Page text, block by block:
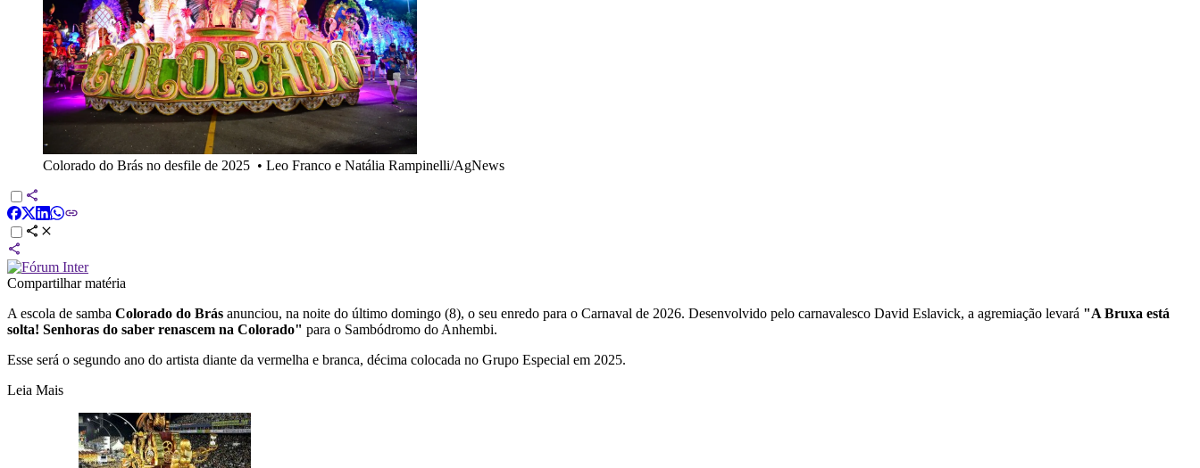
Colorado do Brás no desfile de 2025 • Leo Franco e Natália Rampinelli/AgNews
Compartilhar matéria
A escola de samba Colorado do Brás anunciou, na noite do último domingo (8), o seu enredo para o Carnaval de 2026. Desenvolvido pelo carnavalesco David Eslavick, a agremiação levará "A Bruxa está
solta! Senhoras do saber renascem na Colorado" para o Sambódromo do Anhembi.
Esse será o segundo ano do artista diante da vermelha e branca, décima colocada no Grupo Especial em 2025.
Leia Mais